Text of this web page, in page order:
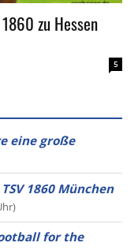
zu Hessen
5
eine große
1860 München
for the